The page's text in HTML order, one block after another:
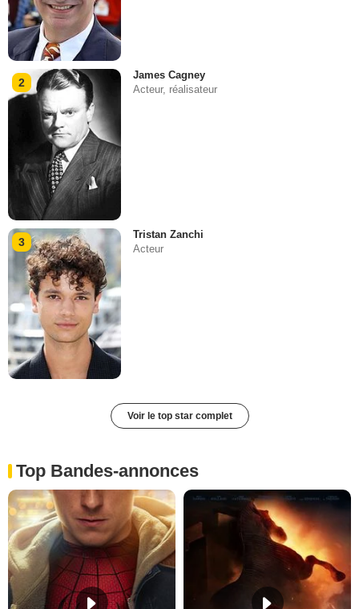
2
James Cagney
Acteur, réalisateur
3
Tristan Zanchi
Acteur
Voir le top star complet
Top Bandes-annonces